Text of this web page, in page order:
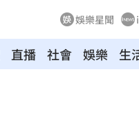
娛樂星聞
直播 社會 娛樂 生